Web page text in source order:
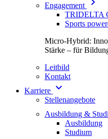
Engagement
TRIDELTA
Sports
Micro-Hybrid:
Stärke – für
Leitbild
Kontakt
Karriere
Stellenangebote
Ausbildung &
Ausbildung
Studium